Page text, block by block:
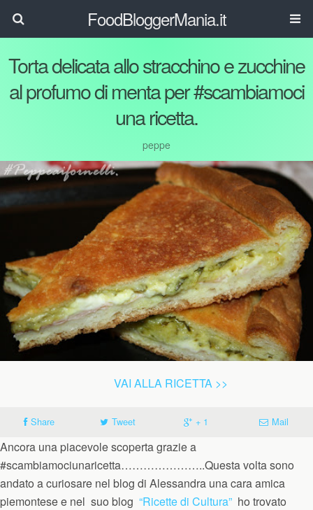
FoodBloggerMania.it
Torta delicata allo stracchino e zucchine
al profumo di menta per #scambiamoci
una ricetta.
peppe
VAI ALLA RICETTA >>
Share Tweet + 1 Mail
Ancora una piacevole scoperta grazie a
#scambiamociunaricetta…………………..Questa volta sono
andato a curiosare nel blog di Alessandra una cara amica
piemontese e nel suo blog “Ricette di Cultura” ho trovato